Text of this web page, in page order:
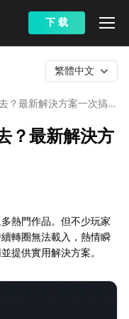
下 载
？最新解決方案一次搞
繁體中文
？最新解決方
熱門作品。但不少玩家
轉圈無法載入，熱情瞬
提供實用解決方案。